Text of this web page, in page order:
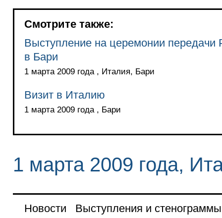
Смотрите также:
Выступление на церемонии передачи
в Бари
1 марта 2009 года , Италия, Бари
Визит в Италию
1 марта 2009 года , Бари
1 марта 2009 года,
Новости
Выступления и стенограммы